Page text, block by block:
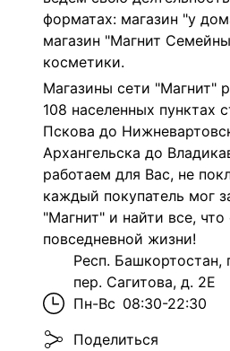
форматах: магазин "у
магазин "Магнит
косметики.
Магазины сети "Магнит"
108 населенных пунктах
Пскова до
Архангельска до
работаем для Вас, не
каждый покупатель мог
"Магнит" и найти все,
повседневной жизни!
Респ. Башкортостан,
пер. Сагитова, д. 2Е
Пн-Вс 08:30-22:30
Поделиться